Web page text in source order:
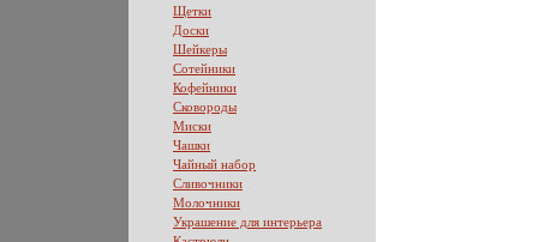
Щетки
Доски
Шейкеры
Сотейники
Кофейники
Сковороды
Миски
Чашки
Чайный набор
Сливочники
Молочники
Украшение для интерьера